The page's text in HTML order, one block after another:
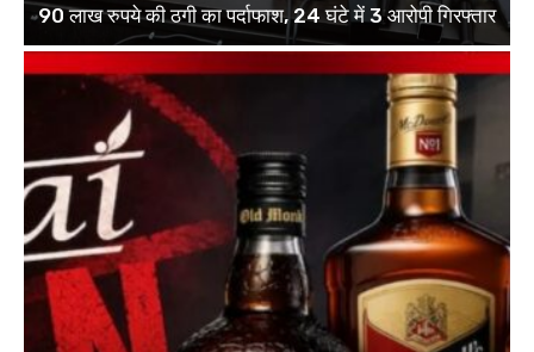
90 लाख रुपये की ठगी का पर्दाफाश, 24 घंटे में 3 आरोपी गिरफ्तार